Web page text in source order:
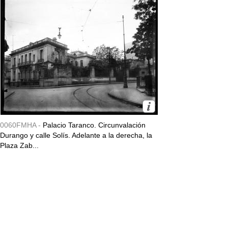
0060FMHA - Palacio Taranco. Circunvalación
Durango y calle Solís. Adelante a la derecha, la
Plaza Zab...